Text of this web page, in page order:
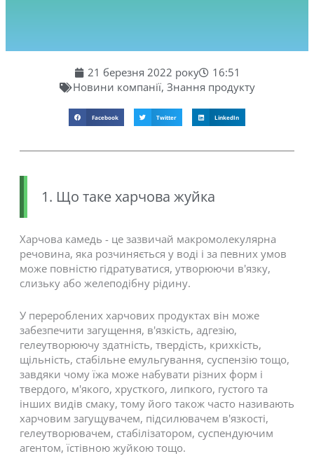
21 березня 2022 року
16:51
Новини компанії, Знання продукту
Facebook Twitter LinkedIn
1. Що таке харчова жуйка
Харчова камедь - це зазвичай макромолекулярна
речовина, яка розчиняється у воді і за певних умов
може повністю гідратуватися, утворюючи в'язку,
слизьку або желеподібну рідину.
У перероблених харчових продуктах він може
забезпечити загущення, в'язкість, адгезію,
гелеутворюючу здатність, твердість, крихкість,
щільність, стабільне емульгування, суспензію тощо,
завдяки чому їжа може набувати різних форм і
твердого, м'якого, хрусткого, липкого, густого та
інших видів смаку, тому його також часто називають
харчовим загущувачем, підсилювачем в'язкості,
гелеутворювачем, стабілізатором, суспендуючим
агентом, їстівною жуйкою тощо.